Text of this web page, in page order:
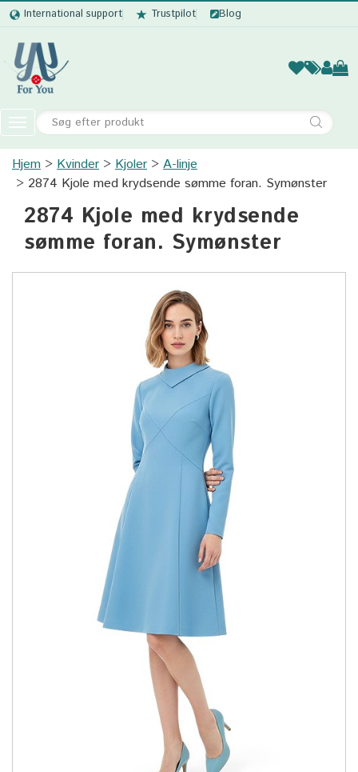
International support Trustpilot Blog
Kvinder
Toggle
navigation
Kvinder
Børn
Hjem Kvinder Kjoler
A-linje
2874 Kjole med krydsende sømme foran. Symønster
2874 Kjole med krydsende
sømme foran. Symønster